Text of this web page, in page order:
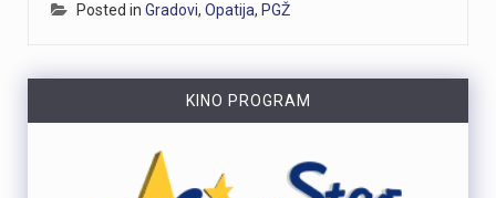
Posted in Gradovi, Opatija, PGŽ
KINO PROGRAM